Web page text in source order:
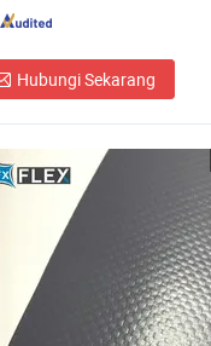
Hubungi Sekarang